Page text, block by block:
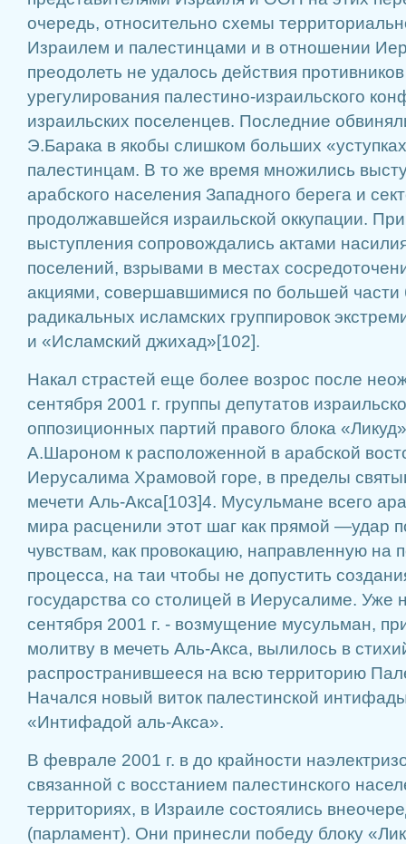
очередь, относи­тельно схемы
Израилем и палестинцами и в отношении
преодолеть не удалось действия
урегулирования палестино-израильского
израильских поселенцев. Последние
Э.Барака в якобы слишком больших
палестинцам. В то же время множились
арабского насе­ления Западного берега и
продолжавшейся израильской оккупации.
выступления сопро­вождались актами
поселений, взрывами в местах
акциями, совершавшимися по большей ча­сти
радикальных исламских группировок
и «Исламский джихад»[102].
Накал страстей еще более возрос после
сентября 2001 г. группы депутатов
оппозиционных партий правого блока
А.Шароном к распо­ложенной в арабской
Иерусалима Храмовой го­ре, в пределы
мечети Аль-Акса[103]4. Мусульмане всего
мира расценили этот шаг как прямой —удар
чувствам, как провокацию, направленную на
процесса, на таи чтобы не допустить
го­сударства со столицей в Иерусалиме.
сентября 2001 г. - воз­мущение мусульман,
молитву в мечеть Аль-Акса, вылилось в
распространив­шееся на всю террито­рию
Начался но­вый виток палестин­ской
«Интифадой аль-Акса».
В феврале 2001 г. в до крайности
связанной с восста­нием палестинского
территориях, в Израиле состоялись
(парламент). Они принесли по­беду блоку